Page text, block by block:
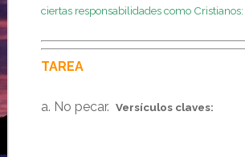
ciertas responsabilidades como Cristianos:
TAREA
a. No pecar. Versículos claves: